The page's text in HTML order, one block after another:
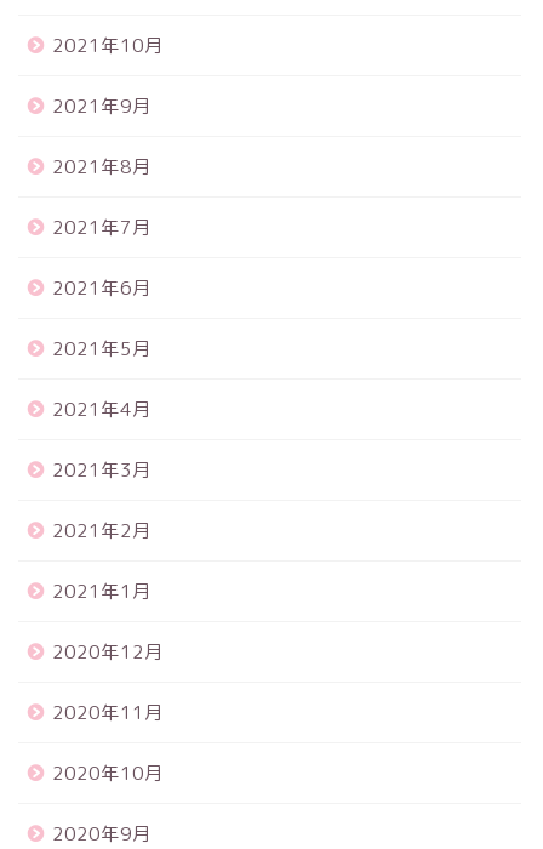
2021年10月
2021年9月
2021年8月
2021年7月
2021年6月
2021年5月
2021年4月
2021年3月
2021年2月
2021年1月
2020年12月
2020年11月
2020年10月
2020年9月